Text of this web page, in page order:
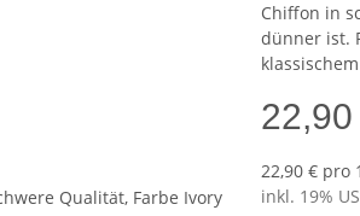
Chiffon in
dünner ist.
22,90
22,90 € pro
inkl. 19%